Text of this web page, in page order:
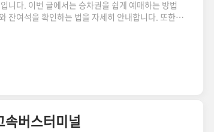
니다. 이번 글에서는 승차권을 쉽게 예매하는 방법
잔여석을 확인하는 법을 자세히 안내합니다. 또한,
버스, 시외버스 예매, 시간표를 조회해 보세요.🔽
습니다. 아래의 순서대로 진행하시면 손쉽게 원하
1. 예매 사이트에 접속(👉바로가기) 하..
속버스터미널